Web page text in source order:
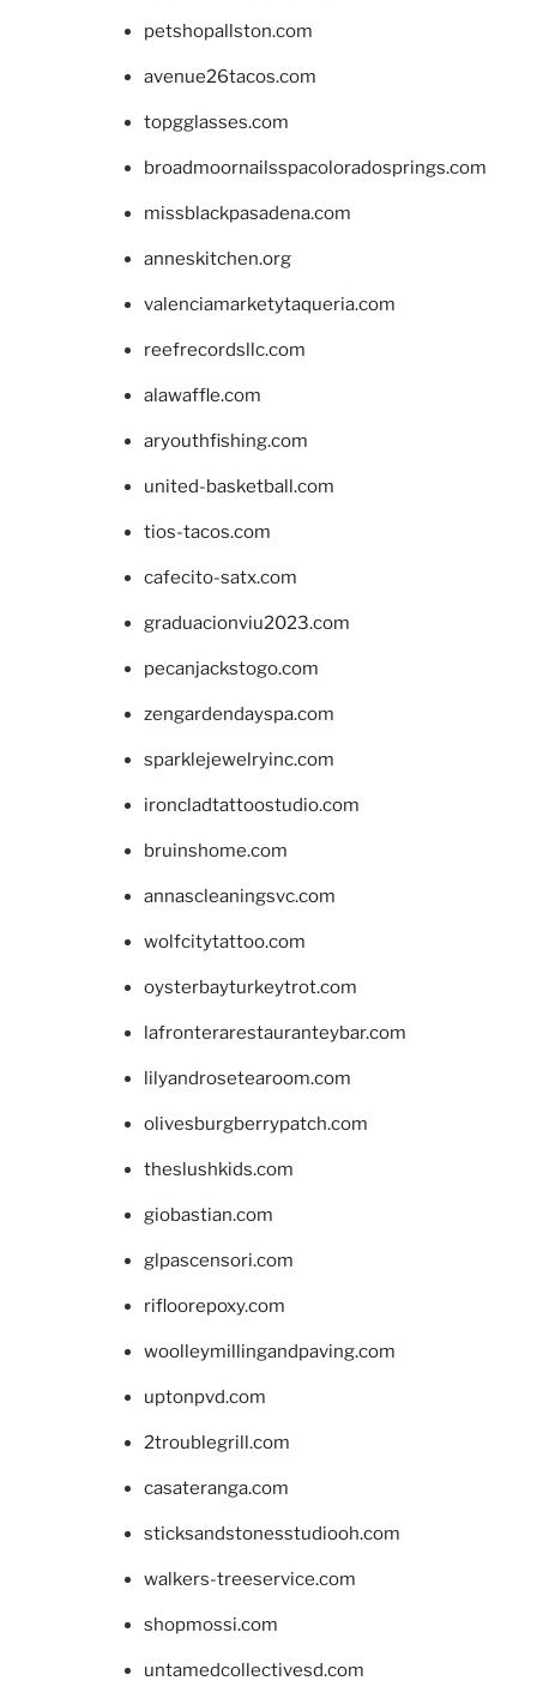
petshopallston.com
avenue26tacos.com
topgglasses.com
broadmoornailsspacoloradosprings.com
missblackpasadena.com
anneskitchen.org
valenciamarketytaqueria.com
reefrecordsllc.com
alawaffle.com
aryouthfishing.com
united-basketball.com
tios-tacos.com
cafecito-satx.com
graduacionviu2023.com
pecanjackstogo.com
zengardendayspa.com
sparklejewelryinc.com
ironcladtattoostudio.com
bruinshome.com
annascleaningsvc.com
wolfcitytattoo.com
oysterbayturkeytrot.com
lafronterarestauranteybar.com
lilyandrosetearoom.com
olivesburgberrypatch.com
theslushkids.com
giobastian.com
glpascensori.com
rifloorepoxy.com
woolleymillingandpaving.com
uptonpvd.com
2troublegrill.com
casateranga.com
sticksandstonesstudiooh.com
walkers-treeservice.com
shopmossi.com
untamedcollectivesd.com